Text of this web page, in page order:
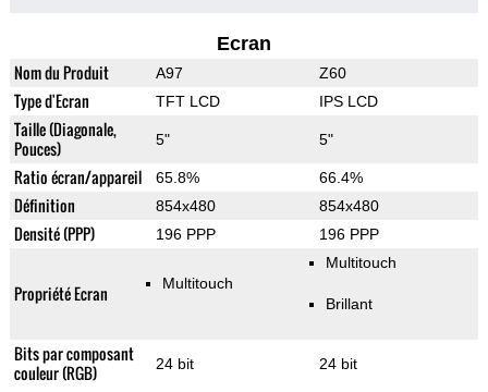
Ecran
Nom du Produit A97 Z60
Type d'Ecran TFT LCD IPS LCD
Taille (Diagonale,
Pouces)
5" 5"
Ratio écran/appareil 65.8% 66.4%
Définition 854x480 854x480
Densité (PPP) 196 PPP 196 PPP
Propriété Ecran Multitouch
Multitouch
Brillant
Bits par composant
couleur (RGB)
24 bit 24 bit